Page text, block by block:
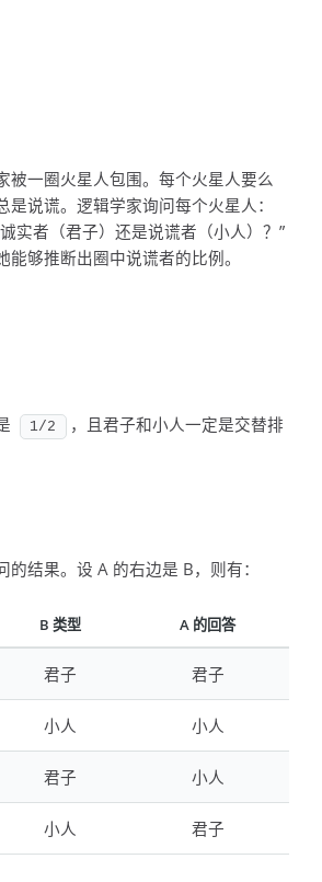
被一圈火星人包围。每个火星人要么
是说谎。逻辑学家询问每个火星人：
实者（君子）还是说谎者（小人）？”
能够推断出圈中说谎者的比例。
1/2
，且君子和小人一定是交替排
的结果。设 A 的右边是 B，则有：
B 类型 A 的回答
君子 君子
小人 小人
君子 小人
小人 君子